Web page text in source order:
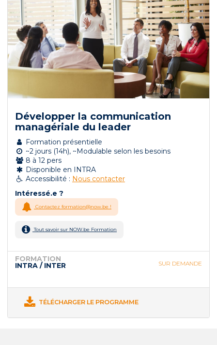
Développer la communication
managériale du leader
Formation présentielle
~2 jours (14h), ~Modulable selon les besoins
8 à 12 pers
Disponible en INTRA
Accessibilité : Nous contacter
Intéressé.e ?
Contactez formation@now.be !
Tout savoir sur NOW.be Formation
FORMATION
INTRA / INTER SUR DEMANDE
TÉLÉCHARGER LE PROGRAMME